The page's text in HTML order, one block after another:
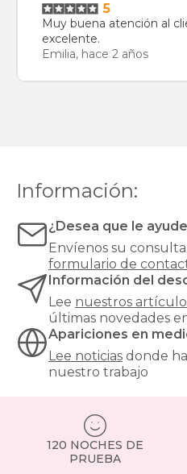
5
Muy buena atención al
excelente.
Emilia, hace 2 años
Información:
¿Desea que le
Envíenos su
formulario de
Información del
Lee nuestros
últimas novedades
Apariciones en
Lee noticias donde
nuestro trabajo
120 NOCHES DE
PRUEBA